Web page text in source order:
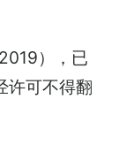
），已
许可不得翻